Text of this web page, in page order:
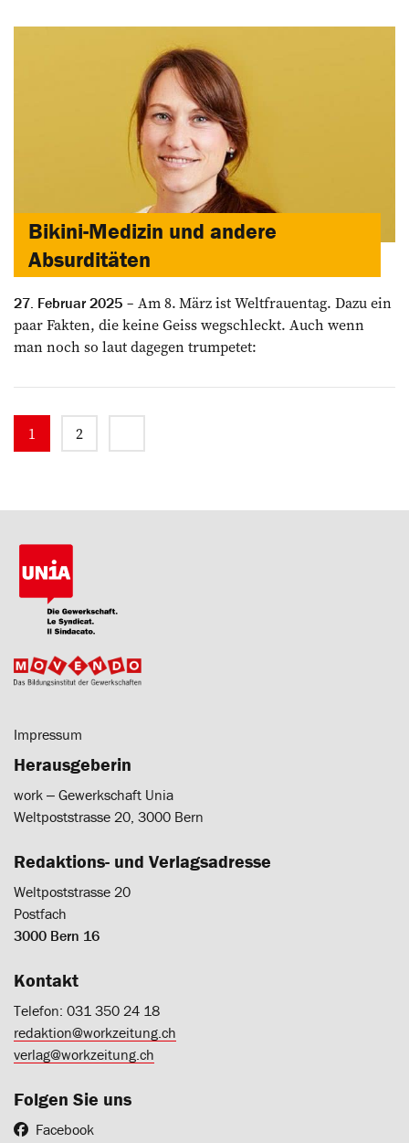
Bikini-Medizin und andere
Absurditäten
27. Februar 2025
Am 8. März ist Weltfrauentag. Dazu ein
paar Fakten, die keine Geiss wegschleckt. Auch wenn
man noch so laut dagegen trumpetet:
1 2
Impressum
Herausgeberin
work ‒ Gewerkschaft Unia
Weltpoststrasse 20, 3000 Bern
Redaktions- und Verlagsadresse
Weltpoststrasse 20
Postfach
3000 Bern 16
Kontakt
Telefon: 031 350 24 18
redaktion@workzeitung.ch
verlag@workzeitung.ch
Folgen Sie uns
Facebook